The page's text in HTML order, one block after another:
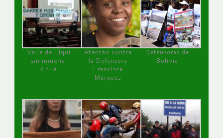
Valle de Elqui
sin minería.
Chile
Atentan contra
la Defensora
Francisca
Márquez
Defensoras de
Bolivia